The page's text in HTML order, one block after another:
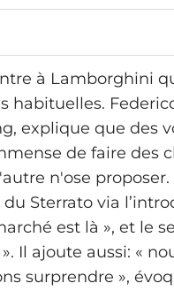
à Lamborghini
habituelles.
explique que des
de faire des
n'ose proposer.
Sterrato via
est là », et le
Il ajoute aussi: «
surprendre »,